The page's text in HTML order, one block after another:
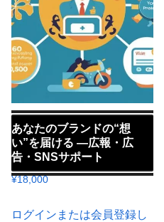
あなたのブランドの“想
い”を届ける ―広報・広
告・SNSサポート
¥18,000
ログインまたは会員登録し